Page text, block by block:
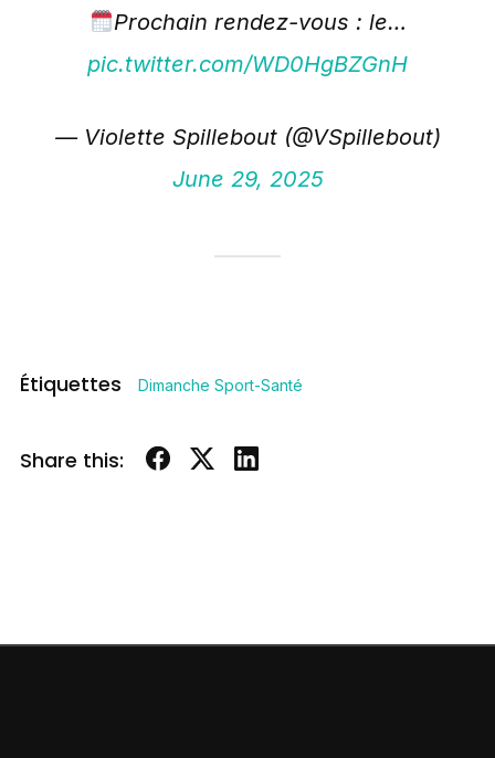
Prochain rendez-vous : le…
pic.twitter.com/WD0HgBZGnH
— Violette Spillebout (@VSpillebout)
June 29, 2025
Étiquettes Dimanche Sport-Santé
Share this: